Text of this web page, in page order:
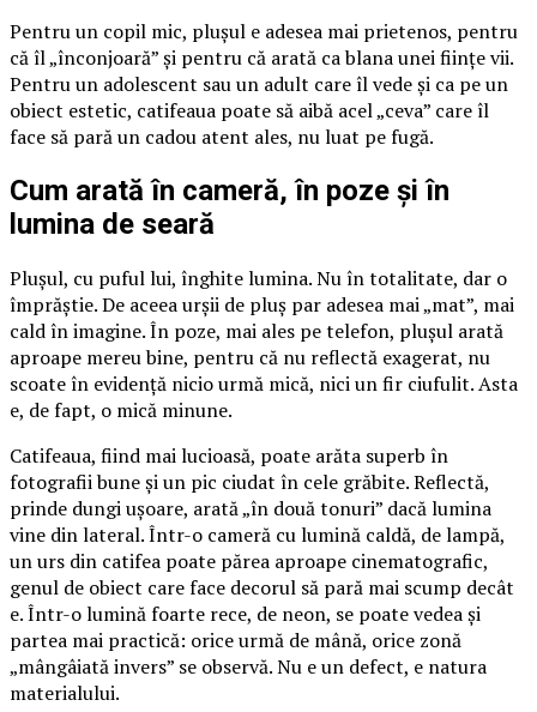
Pentru un copil mic, plușul e adesea mai prietenos, pentru
că îl „înconjoară” și pentru că arată ca blana unei ființe vii.
Pentru un adolescent sau un adult care îl vede și ca pe un
obiect estetic, catifeaua poate să aibă acel „ceva” care îl
face să pară un cadou atent ales, nu luat pe fugă.
Cum arată în cameră, în poze și în
lumina de seară
Plușul, cu puful lui, înghite lumina. Nu în totalitate, dar o
împrăștie. De aceea urșii de pluș par adesea mai „mat”, mai
cald în imagine. În poze, mai ales pe telefon, plușul arată
aproape mereu bine, pentru că nu reflectă exagerat, nu
scoate în evidență nicio urmă mică, nici un fir ciufulit. Asta
e, de fapt, o mică minune.
Catifeaua, fiind mai lucioasă, poate arăta superb în
fotografii bune și un pic ciudat în cele grăbite. Reflectă,
prinde dungi ușoare, arată „în două tonuri” dacă lumina
vine din lateral. Într-o cameră cu lumină caldă, de lampă,
un urs din catifea poate părea aproape cinematografic,
genul de obiect care face decorul să pară mai scump decât
e. Într-o lumină foarte rece, de neon, se poate vedea și
partea mai practică: orice urmă de mână, orice zonă
„mângâiată invers” se observă. Nu e un defect, e natura
materialului.